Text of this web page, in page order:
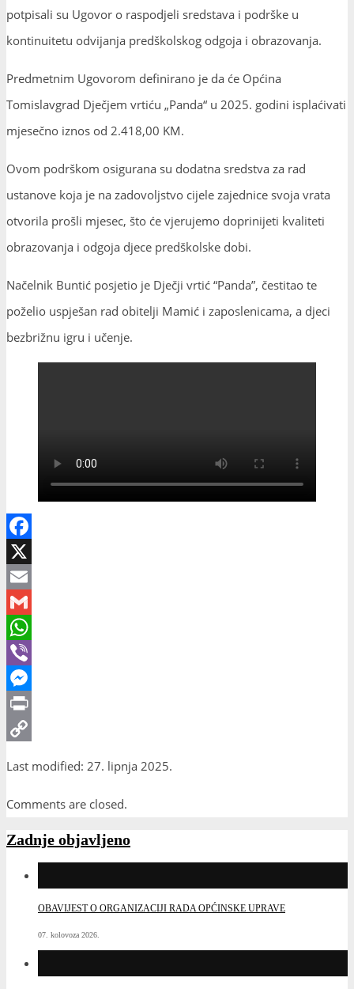
potpisali su Ugovor o raspodjeli sredstava i podrške u
kontinuitetu odvijanja predškolskog odgoja i obrazovanja.
Predmetnim Ugovorom definirano je da će Općina
Tomislavgrad Dječjem vrtiću „Panda“ u 2025. godini isplaćivati
mjesečno iznos od 2.418,00 KM.
Ovom podrškom osigurana su dodatna sredstva za rad
ustanove koja je na zadovoljstvo cijele zajednice svoja vrata
otvorila prošli mjesec, što će vjerujemo doprinijeti kvaliteti
obrazovanja i odgoja djece predškolske dobi.
Načelnik Buntić posjetio je Dječji vrtić “Panda”, čestitao te
poželio uspješan rad obitelji Mamić i zaposlenicama, a djeci
bezbrižnu igru i učenje.
Facebook
X
Email
Gmail
WhatsApp
Viber
Messenger
Print
Last modified: 27. lipnja 2025.
Comments are closed.
Zadnje objavljeno
OBAVIJEST O ORGANIZACIJI RADA OPĆINSKE UPRAVE
07. kolovoza 2026.